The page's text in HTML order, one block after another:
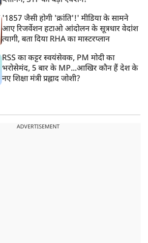
'1857 जैसी होगी 'क्रांति'!' मीडिया के सामने
आए रिजर्वेशन हटाओ आंदोलन के सूत्रधार वेदांश
त्यागी, बता दिया RHA का मास्टरप्लान
RSS का कट्टर स्वयंसेवक, PM मोदी का
भरोसेमंद, 5 बार के MP...आखिर कौन हैं देश के
नए शिक्षा मंत्री प्रह्लाद जोशी?
ADVERTISEMENT